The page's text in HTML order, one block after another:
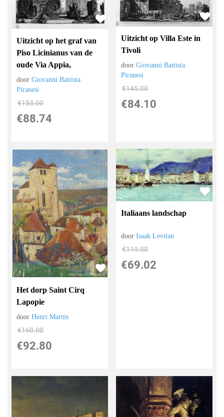
Uitzicht op het graf van
Piso Licinianus van de
oude Via Appia,
doorGiovanni Battista
Piranesi
€153.00
€88.74
Uitzicht op Villa Este in
Tivoli
doorGiovanni Battista
Piranesi
€145.00
€84.10
Het dorp Saint Cirq
Lapopie
doorHenri Martin
€160.00
€92.80
Italiaans landschap
doorIsaak Levitan
€119.00
€69.02